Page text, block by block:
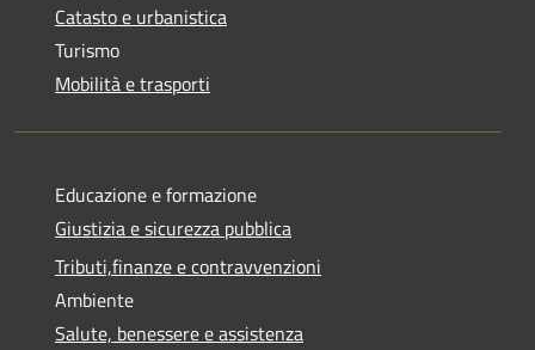
Catasto e urbanistica
Turismo
Mobilità e trasporti
Educazione e formazione
Giustizia e sicurezza pubblica
Tributi,finanze e contravvenzioni
Ambiente
Salute, benessere e assistenza